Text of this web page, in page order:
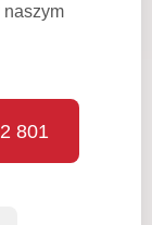
naszym
801